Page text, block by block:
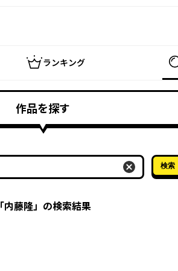
ランキング
作品を探す
検索
「内藤隆」の検索結果